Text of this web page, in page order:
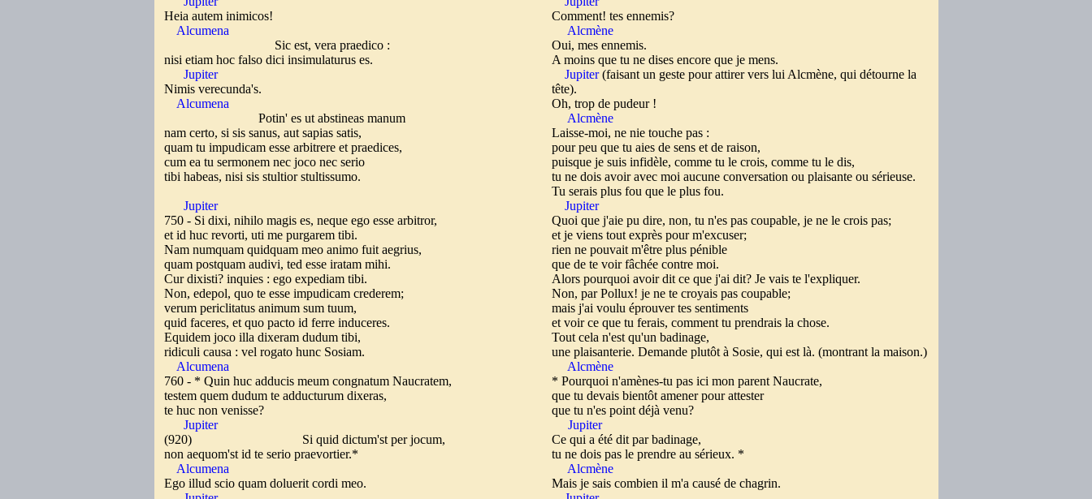
Heia autem inimicos!
Alcumena
Sic est, vera praedico :
nisi etiam hoc falso dici insimulaturus es.
Jupiter
Nimis verecunda's.
Alcumena
Potin' es ut abstineas manum
nam certo, si sis sanus, aut sapias satis,
quam tu impudicam esse arbitrere et praedices,
cum ea tu sermonem nec joco nec serio
tibi habeas, nisi sis stultior stultissumo.
Comment! tes ennemis?
Alcmène
Oui, mes ennemis.
A moins que tu ne dises encore que je mens.
Jupiter(faisant un geste pour attirer vers lui Alcmène, qui détourne la
tête).
Oh, trop de pudeur !
Alcmène
Laisse-moi, ne nie touche pas :
pour peu que tu aies de sens et de raison,
puisque je suis infidèle, comme tu le crois, comme tu le dis,
tu ne dois avoir avec moi aucune conversation ou plaisante ou sérieuse.
Tu serais plus fou que le plus fou.
Jupiter
750 - Si dixi, nihilo magis es, neque ego esse arbitror,
et id huc revorti, uti me purgarem tibi.
Nam numquam quidquam meo animo fuit aegrius,
quam postquam audivi, ted esse iratam mihi.
Cur dixisti? inquies : ego expediam tibi.
Non, edepol, quo te esse impudicam crederem;
verum periclitatus animum sum tuum,
quid faceres, et quo pacto id ferre induceres.
Equidem joco illa dixeram dudum tibi,
ridiculi causa : vel rogato hunc Sosiam.
Jupiter
Quoi que j'aie pu dire, non, tu n'es pas coupable, je ne le crois pas;
et je viens tout exprès pour m'excuser;
rien ne pouvait m'être plus pénible
que de te voir fâchée contre moi.
Alors pourquoi avoir dit ce que j'ai dit? Je vais te l'expliquer.
Non, par Pollux! je ne te croyais pas coupable;
mais j'ai voulu éprouver tes sentiments
et voir ce que tu ferais, comment tu prendrais la chose.
Tout cela n'est qu'un badinage,
une plaisanterie. Demande plutôt à Sosie, qui est là. (montrant la maison.)
Alcumena
760 - * Quin huc adducis meum congnatum Naucratem,
testem quem dudum te adducturum dixeras,
te huc non venisse?
Jupiter
(920) Si quid dictum'st per jocum,
non aequom'st id te serio praevortier.*
Alcumena
Ego illud scio quam doluerit cordi meo.
Alcmène
* Pourquoi n'amènes-tu pas ici mon parent Naucrate,
que tu devais bientôt amener pour attester
que tu n'es point déjà venu?
Jupiter
Ce qui a été dit par badinage,
tu ne dois pas le prendre au sérieux. *
Alcmène
Mais je sais combien il m'a causé de chagrin.